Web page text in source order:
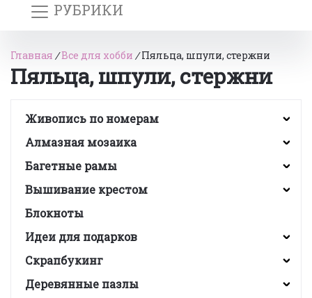
РУБРИКИ
Главная /Все для хобби /Пяльца, шпули, стержни
Пяльца, шпули, стержни
Живопись по номерам
Алмазная мозаика
Багетные рамы
Вышивание крестом
Блокноты
Идеи для подарков
Скрапбукинг
Деревянные пазлы